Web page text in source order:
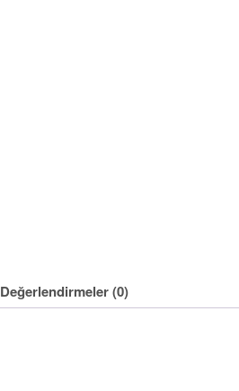
Değerlendirmeler (0)